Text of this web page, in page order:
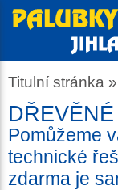
Titulní stránka »
Pomůžeme
technické
zdarma je